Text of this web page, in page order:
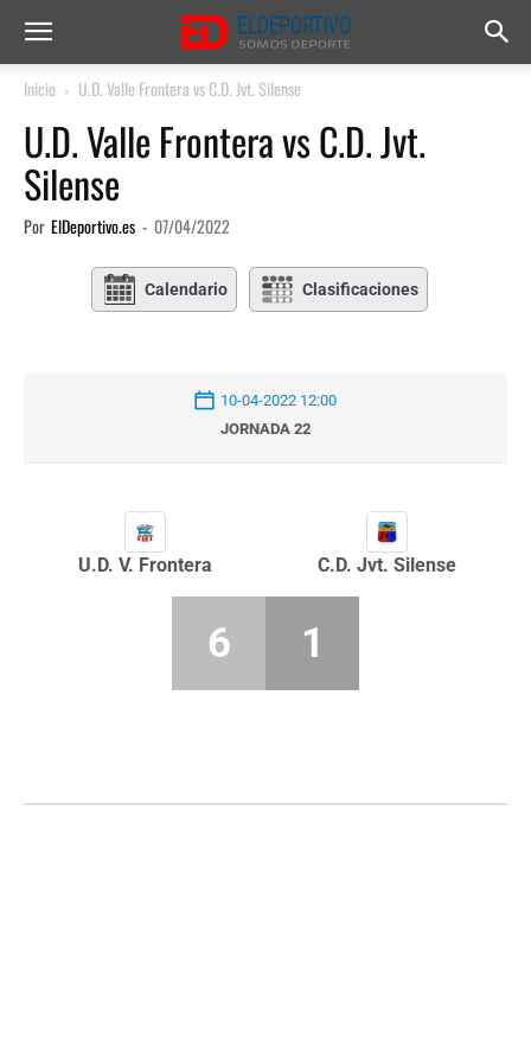
Inicio U.D. Valle Frontera vs C.D. Jvt. Silense
U.D. Valle Frontera vs C.D. Jvt.
Silense
Por ElDeportivo.es - 07/04/2022
Calendario Clasificaciones
10-04-2022 12:00
JORNADA 22
U.D. V. Frontera C.D. Jvt. Silense
6 1